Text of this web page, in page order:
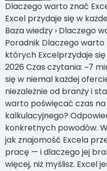
Dlaczego warto znać
Excel przydaje się w
Baza wiedzy › Dlaczego
Poradnik Dlaczego
których Excelprzydaje
2026 Czas czytania: ~7
się w niemal każdej
niezależnie od branży i
warto poświęcać czas
kalkulacyjnego?
konkretnych powodów.
jak znajomość Excela
pracę — i dlaczego jej
więcej, niż myślisz. Excel